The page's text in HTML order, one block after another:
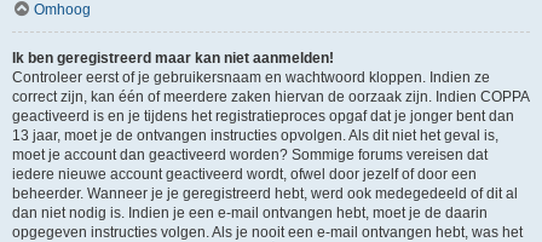
Omhoog
Ik ben geregistreerd maar kan niet aanmelden!
Controleer eerst of je gebruikersnaam en wachtwoord kloppen. Indien ze
correct zijn, kan één of meerdere zaken hiervan de oorzaak zijn. Indien COPPA
geactiveerd is en je tijdens het registratieproces opgaf dat je jonger bent dan
13 jaar, moet je de ontvangen instructies opvolgen. Als dit niet het geval is,
moet je account dan geactiveerd worden? Sommige forums vereisen dat
iedere nieuwe account geactiveerd wordt, ofwel door jezelf of door een
beheerder. Wanneer je je geregistreerd hebt, werd ook medegedeeld of dit al
dan niet nodig is. Indien je een e-mail ontvangen hebt, moet je de daarin
opgegeven instructies volgen. Als je nooit een e-mail ontvangen hebt, was het